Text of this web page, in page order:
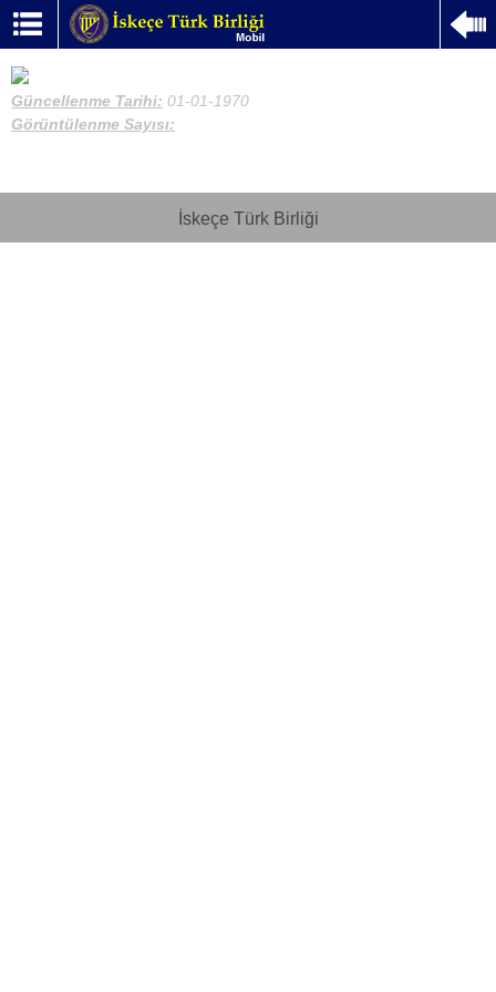
Güncellenme Tarihi: 01-01-1970
Görüntülenme Sayısı:
İskeçe Türk Birliği